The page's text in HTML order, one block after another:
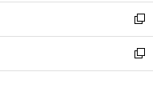
で
開
く
ン
ド
ウ
で
開
ウ
ィ
ン
ド
ウ
し
い
ウ
ィ
ン
新
し
い
ウ
新
し